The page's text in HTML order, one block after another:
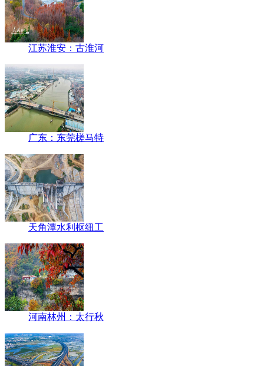
江苏淮安：古淮河
广东：东莞槎马特
天角潭水利枢纽工
河南林州：太行秋